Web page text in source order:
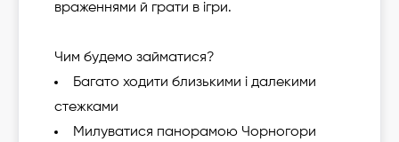
враженнями й грати в ігри.
Чим будемо займатися?
Багато ходити близькими і далекими
стежками
Милуватися панорамою Чорногори